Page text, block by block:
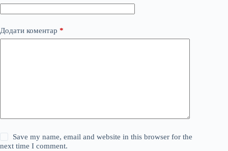
Додати коментар *
Save my name, email and website in this browser for the
next time I comment.